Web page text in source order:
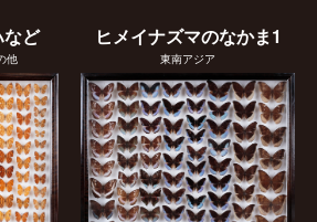
など
他
ヒメイナズマのなかま1
東南アジア